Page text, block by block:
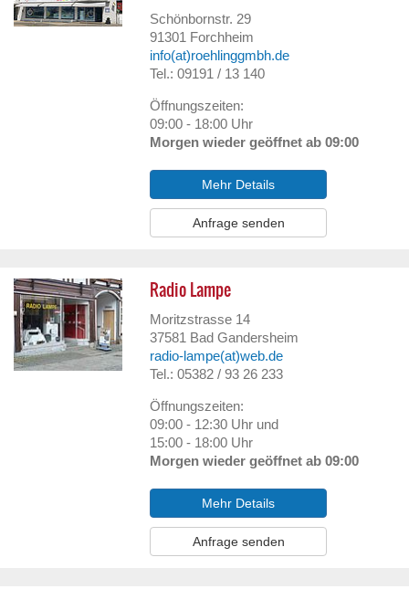
Schönbornstr. 29
91301 Forchheim
info(at)roehlinggmbh.de
Tel.: 09191 / 13 140
Öffnungszeiten:
09:00 - 18:00 Uhr
Morgen wieder geöffnet ab 09:00
Mehr Details
Anfrage senden
Radio Lampe
Moritzstrasse 14
37581 Bad Gandersheim
radio-lampe(at)web.de
Tel.: 05382 / 93 26 233
Öffnungszeiten:
09:00 - 12:30 Uhr und
15:00 - 18:00 Uhr
Morgen wieder geöffnet ab 09:00
Mehr Details
Anfrage senden